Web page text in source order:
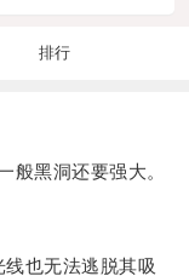
排行
黑洞还要强大。
也无法逃脱其吸